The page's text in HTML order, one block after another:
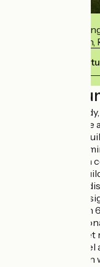
Diese
verpflichtet sich,
Ihre
In Clessé,
down your
Château de
vineyards, just 10
Discover this 16th
refurbished
vineyard. You will
contemporary
Outbuildings, then
fireplaces
building, a
Restaurateur"
Guide, a cosy bar